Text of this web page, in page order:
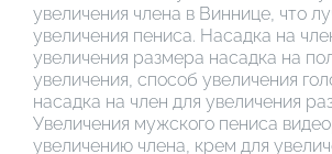
увеличения члена в Виннице, что
увеличения пениса. Насадка на
увеличения размера насадка на
увеличения, способ увеличения
насадка на член для увеличения
Увеличения мужского пениса
увеличению члена, крем для